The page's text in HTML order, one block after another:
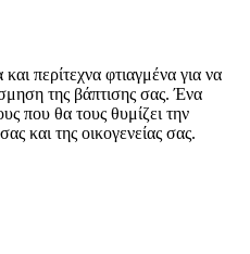
περίτεχνα φτιαγμένα για να
της βάπτισης σας. Ένα
που θα τους θυμίζει την
και της οικογενείας σας.